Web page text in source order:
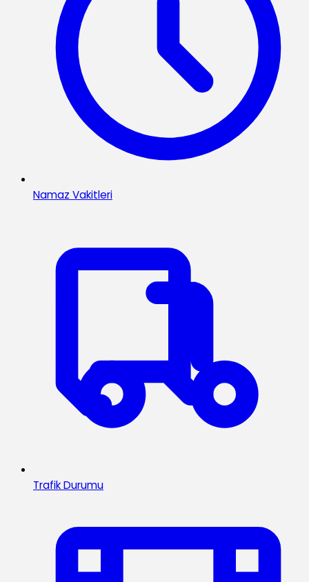
Namaz Vakitleri
Trafik Durumu